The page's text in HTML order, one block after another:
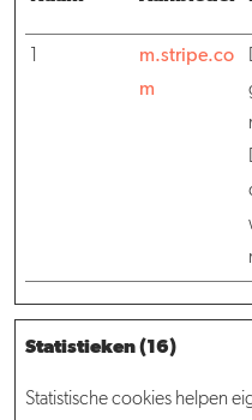
m.stripe.co
m
Statistieken (16)
Statistische cookies helpen